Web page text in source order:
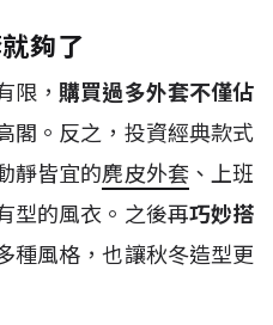
夠了
限， 購買過多外套不僅佔
閣。反之，投資經典款式
靜皆宜的麂皮外套、上班
型的風衣。之後再巧妙搭
種風格，也讓秋冬造型更